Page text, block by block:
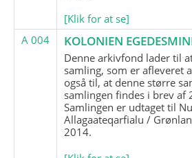
[Klik for at se]
A 004
KOLONIEN
Denne arkivfond lader til
samling, som er afleveret
også til, at denne større
samlingen findes i brev af
Samlingen er udtaget til
Allagaateqarfialu /
2014.